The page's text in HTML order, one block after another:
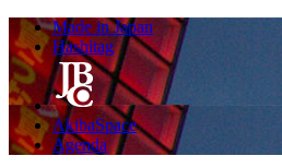
Made in Japan
Hashitag
AkibaSpace
Agenda